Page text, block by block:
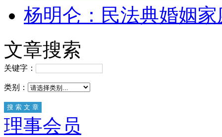
杨明仑：民法典婚姻
文章搜索
关键字：
类别：
理事会员